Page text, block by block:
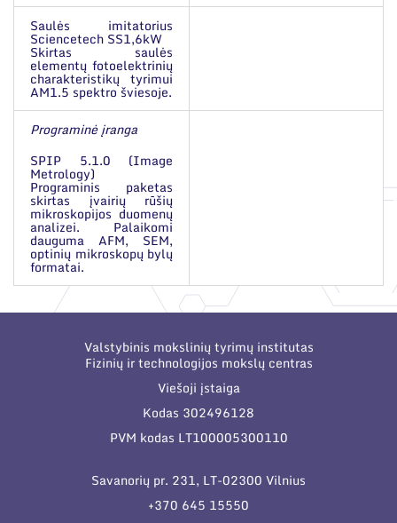
Saulės imitatorius
Sciencetech SS1,6kW
Skirtas saulės
elementų fotoelektrinių
charakteristikų tyrimui
AM1.5 spektro šviesoje.
Programinė įranga
SPIP 5.1.0 (Image
Metrology)
Programinis paketas
skirtas įvairių rūšių
mikroskopijos duomenų
analizei. Palaikomi
dauguma AFM, SEM,
optinių mikroskopų bylų
formatai.
Valstybinis mokslinių tyrimų institutas
Fizinių ir technologijos mokslų centras
Viešoji įstaiga
Kodas 302496128
PVM kodas LT100005300110
Savanorių pr. 231, LT-02300 Vilnius
+370 645 15550